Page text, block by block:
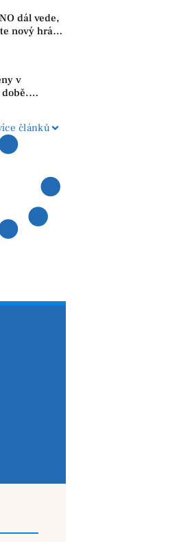
dál vede,
nový hráč.
mezi
v
článků